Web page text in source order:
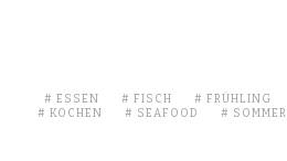
ESSEN FISCH FRÜHLING
KOCHEN
SEAFOOD SOMMER